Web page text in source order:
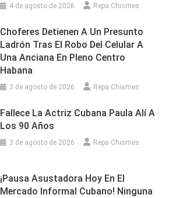
4 de agosto de 2026 Repa Chismes
Choferes Detienen A Un Presunto
Ladrón Tras El Robo Del Celular A
Una Anciana En Pleno Centro
Habana
3 de agosto de 2026 Repa Chismes
Fallece La Actriz Cubana Paula Alí A
Los 90 Años
3 de agosto de 2026 Repa Chismes
¡Pausa Asustadora Hoy En El
Mercado Informal Cubano! Ninguna